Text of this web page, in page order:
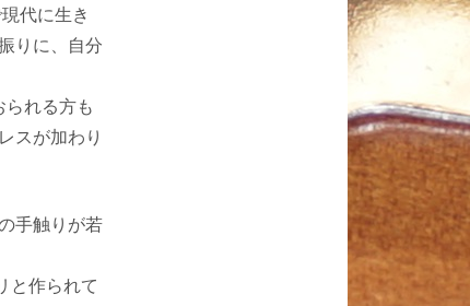
代に生き
りに、自分
れる方も
スが加わり
手触りが若
と作られて